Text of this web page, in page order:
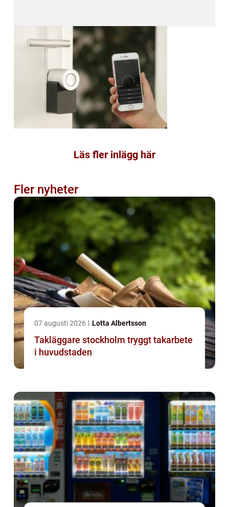
Läs fler inlägg här
Fler nyheter
07 augusti 2026 Lotta Albertsson
Takläggare stockholm tryggt takarbete
i huvudstaden